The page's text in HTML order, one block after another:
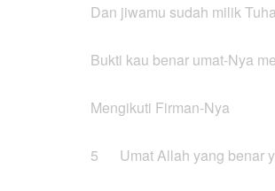
Dan jiwamu sudah milik
Bukti kau benar umat-Nya
Mengikuti Firman-Nya
5 Umat Allah yang benar